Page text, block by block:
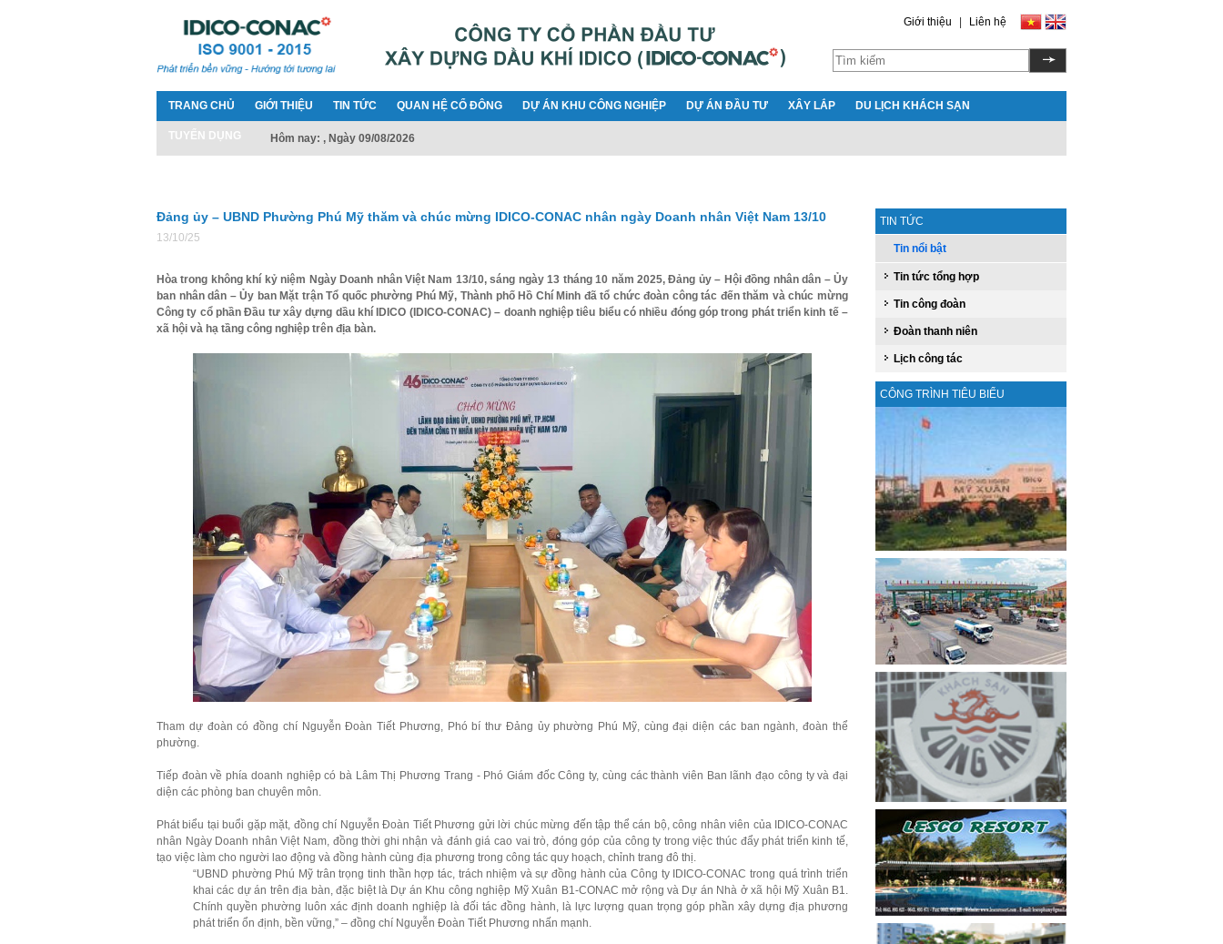
Giới thiệu Liên hệ
TRANG CHỦ GIỚI THIỆU TIN TỨC QUAN HỆ CỔ ĐÔNG DỰ ÁN KHU CÔNG NGHIỆP DỰ ÁN ĐẦU TƯ XÂY LẮP DU LỊCH KHÁCH SẠN
TUYỂN DỤNG Hôm nay: , Ngày 09/08/2026
Đảng ủy – UBND Phường Phú Mỹ thăm và chúc mừng IDICO-CONAC nhân ngày Doanh nhân Việt Nam 13/10
13/10/25
Hòa trong không khí kỷ niệm Ngày Doanh nhân Việt Nam 13/10, sáng ngày 13 tháng 10 năm 2025, Đảng ủy – Hội đồng nhân dân – Ủy
ban nhân dân – Ủy ban Mặt trận Tổ quốc phường Phú Mỹ, Thành phố Hồ Chí Minh đã tổ chức đoàn công tác đến thăm và chúc mừng
Công ty cổ phần Đầu tư xây dựng dầu khí IDICO (IDICO-CONAC) – doanh nghiệp tiêu biểu có nhiều đóng góp trong phát triển kinh tế –
xã hội và hạ tầng công nghiệp trên địa bàn.
Tham dự đoàn có đồng chí Nguyễn Đoàn Tiết Phương, Phó bí thư Đảng ủy phường Phú Mỹ, cùng đại diện các ban ngành, đoàn thể
phường.
Tiếp đoàn về phía doanh nghiệp có bà Lâm Thị Phương Trang - Phó Giám đốc Công ty, cùng các thành viên Ban lãnh đạo công ty và đại
diện các phòng ban chuyên môn.
Phát biểu tại buổi gặp mặt, đồng chí Nguyễn Đoàn Tiết Phương gửi lời chúc mừng đến tập thể cán bộ, công nhân viên của IDICO-CONAC
nhân Ngày Doanh nhân Việt Nam, đồng thời ghi nhận và đánh giá cao vai trò, đóng góp của công ty trong việc thúc đẩy phát triển kinh tế,
tạo việc làm cho người lao động và đồng hành cùng địa phương trong công tác quy hoạch, chỉnh trang đô thị.
“UBND phường Phú Mỹ trân trọng tinh thần hợp tác, trách nhiệm và sự đồng hành của Công ty IDICO-CONAC trong quá trình triển
khai các dự án trên địa bàn, đặc biệt là Dự án Khu công nghiệp Mỹ Xuân B1-CONAC mở rộng và Dự án Nhà ở xã hội Mỹ Xuân B1.
Chính quyền phường luôn xác định doanh nghiệp là đối tác đồng hành, là lực lượng quan trọng góp phần xây dựng địa phương
phát triển ổn định, bền vững,” – đồng chí Nguyễn Đoàn Tiết Phương nhấn mạnh.
TIN TỨC
Tin nổi bật
Tin tức tổng hợp
Tin công đoàn
Đoàn thanh niên
Lịch công tác
CÔNG TRÌNH TIÊU BIỂU